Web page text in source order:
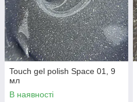
Touch gel polish Space 01, 9
мл
В наявності